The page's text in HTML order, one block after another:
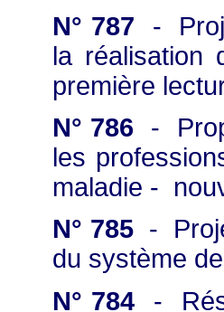
N° 787 -
la réalisation
première
N° 786 -
les
maladie -
N° 785-
du système
N° 784 -